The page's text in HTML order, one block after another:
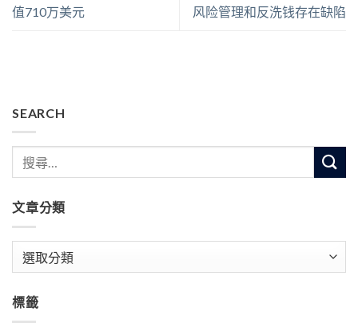
值710万美元
风险管理和反洗钱存在缺陷
SEARCH
文章分類
類
標籤